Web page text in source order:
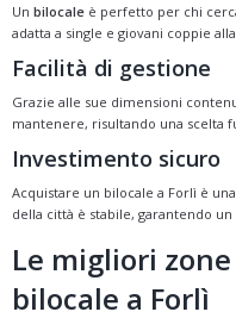
Un bilocale è perfetto per chi
adatta a single e giovani coppie
Facilità di gestione
Grazie alle sue dimensioni
mantenere, risultando una scelta
Investimento sicuro
Acquistare un bilocale a Forlì è
della città è stabile, garantendo
Le migliori
bilocale a Forlì